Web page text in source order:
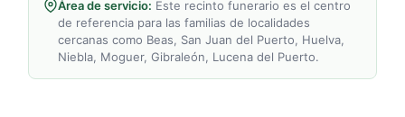
Área de servicio: Este recinto funerario es el centro
de referencia para las familias de localidades
cercanas como Beas, San Juan del Puerto, Huelva,
Niebla, Moguer, Gibraleón, Lucena del Puerto.